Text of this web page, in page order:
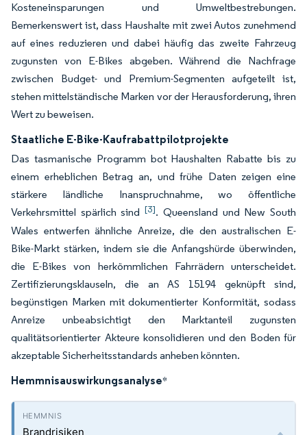
Kosteneinsparungen und Umweltbestrebungen.
Bemerkenswert ist, dass Haushalte mit zwei Autos zunehmend
auf eines reduzieren und dabei häufig das zweite Fahrzeug
zugunsten von E-Bikes abgeben. Während die Nachfrage
zwischen Budget- und Premium-Segmenten aufgeteilt ist,
stehen mittelständische Marken vor der Herausforderung, ihren
Wert zu beweisen.
Staatliche E-Bike-Kaufrabattpilotprojekte
Das tasmanische Programm bot Haushalten Rabatte bis zu
einem erheblichen Betrag an, und frühe Daten zeigen eine
stärkere ländliche Inanspruchnahme, wo öffentliche
Verkehrsmittel spärlich sind[3]. Queensland und New South
Wales entwerfen ähnliche Anreize, die den australischen E-
Bike-Markt stärken, indem sie die Anfangshürde überwinden,
die E-Bikes von herkömmlichen Fahrrädern unterscheidet.
Zertifizierungsklauseln, die an AS 15194 geknüpft sind,
begünstigen Marken mit dokumentierter Konformität, sodass
Anreize unbeabsichtigt den Marktanteil zugunsten
qualitätsorientierter Akteure konsolidieren und den Boden für
akzeptable Sicherheitsstandards anheben könnten.
Hemmnisauswirkungsanalyse*
Brandrisiken